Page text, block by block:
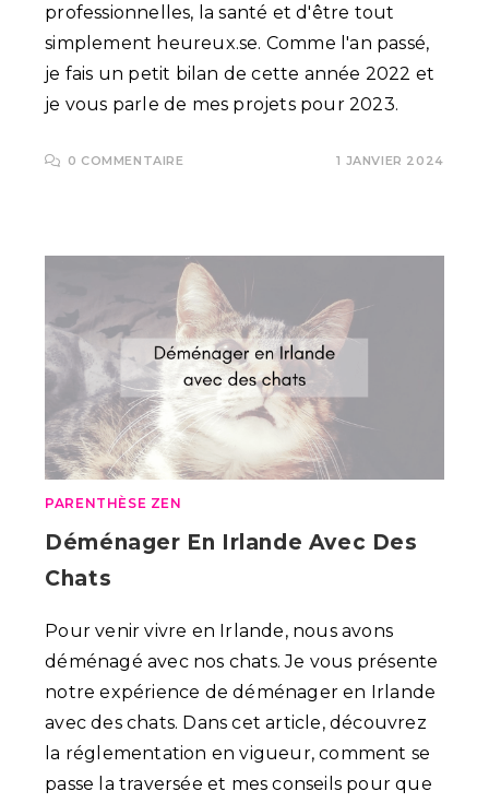
professionnelles, la santé et d'être tout
simplement heureux.se. Comme l'an passé,
je fais un petit bilan de cette année 2022 et
je vous parle de mes projets pour 2023.
0 COMMENTAIRE 1 JANVIER 2024
PARENTHÈSE ZEN
Déménager En Irlande Avec Des
Chats
Pour venir vivre en Irlande, nous avons
déménagé avec nos chats. Je vous présente
notre expérience de déménager en Irlande
avec des chats. Dans cet article, découvrez
la réglementation en vigueur, comment se
passe la traversée et mes conseils pour que